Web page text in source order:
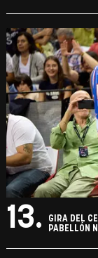
13.
GIRA DEL
PABELLÓN